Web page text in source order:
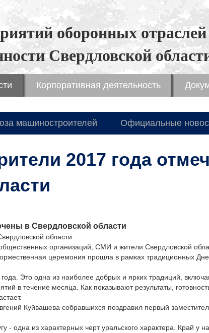
оборонных отраслей
Свердловской
Корпоративная деятельность
машиностроителей Официальные
2017 года
в Свердловской области
области
организаций, СМИ и жители Свердловской
церемония прошла в рамках традиционных
Это одна из наиболее добрых и ярких традиций,
в течение месяца. Как показывают результаты,
Куйвашева собравшихся поздравил первый
- одна из характерных черт уральского характера. Край у